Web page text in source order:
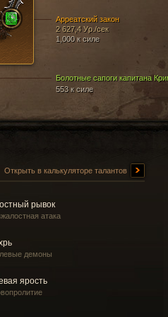
553 к силе
Арреатский закон
2 627,4 Ур./сек
1,000 к силе
Открыть в калькуляторе талантов
рывок
атака
демоны
ярость